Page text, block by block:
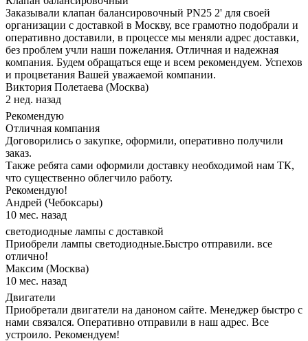
Заказывали клапан балансировочный PN25 2' для своей
организации с доставкой в Москву, все грамотно подобрали и
оперативно доставили, в процессе мы меняли адрес доставки,
без проблем учли наши пожелания. Отличная и надежная
компания. Будем обращаться еще и всем рекомендуем. Успехов
и процветания Вашей уважаемой компании.
Виктория Полетаева (Москва)
2 нед. назад
Рекомендую
Отличная компания
Договорились о закупке, оформили, оперативно получили
заказ.
Также ребята сами оформили доставку необходимой нам ТК,
что существенно облегчило работу.
Рекомендую!
Андрей (Чебоксары)
10 мес. назад
светодиодные лампы с доставкой
Приобрели лампы светодиодные.Быстро отправили. все
отлично!
Максим (Москва)
10 мес. назад
Двигатели
Приобретали двигатели на даноном сайте. Менеджер быстро с
нами связался. Оперативно отправили в наш адрес. Все
устроило. Рекомендуем!